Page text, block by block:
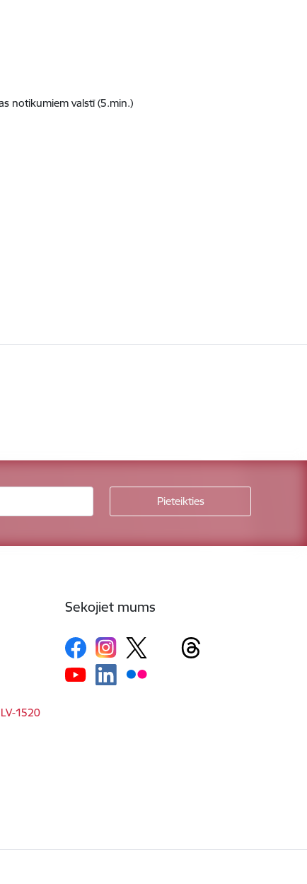
notikumiem valstī (5.min.)
1520
Sekojiet mums